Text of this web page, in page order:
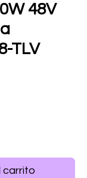
48V
TLV
carrito